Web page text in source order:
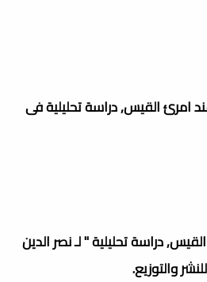
امرئ القيس, دراسة تحليلية فى
دراسة تحليلية " لـ نصر الدين
والتوزيع.